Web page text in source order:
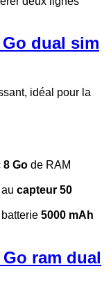
Go dual sim
idéal pour la
8 Go de RAM
capteur 50
5000 mAh
ram dual